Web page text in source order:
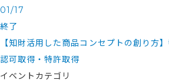
01/17
終了
【知財活用した商品コンセプトの創り
認可取得・特許取得
イベントカテゴリ